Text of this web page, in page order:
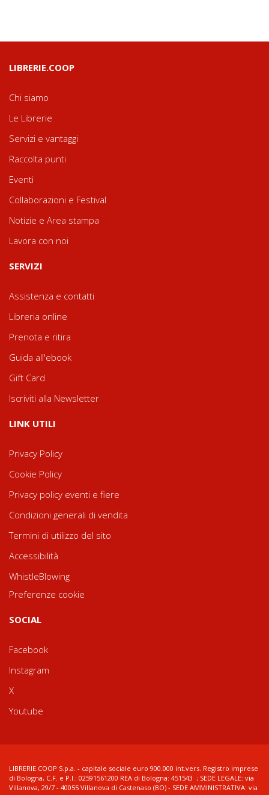
LIBRERIE.COOP
Chi siamo
Le Librerie
Servizi e vantaggi
Raccolta punti
Eventi
Collaborazioni e Festival
Notizie e Area stampa
Lavora con noi
SERVIZI
Assistenza e contatti
Libreria online
Prenota e ritira
Guida all'ebook
Gift Card
Iscriviti alla Newsletter
LINK UTILI
Privacy Policy
Cookie Policy
Privacy policy eventi e fiere
Condizioni generali di vendita
Termini di utilizzo del sito
Accessibilità
WhistleBlowing
Preferenze cookie
SOCIAL
Facebook
Instagram
X
Youtube
LIBRERIE.COOP S.p.a. - capitale sociale euro 900.000 int.vers. Registro imprese
di Bologna, C.F. e P.I.: 02591561200 REA di Bologna: 451543 ; SEDE LEGALE: via
Villanova, 29/7 - 40055 Villanova di Castenaso (BO) - SEDE AMMINISTRATIVA: via